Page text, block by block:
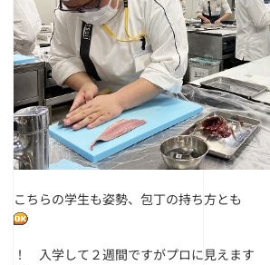
こちらの学生も姿勢、包丁の持ち方とも
！ 入学して２週間ですがプロに見えます